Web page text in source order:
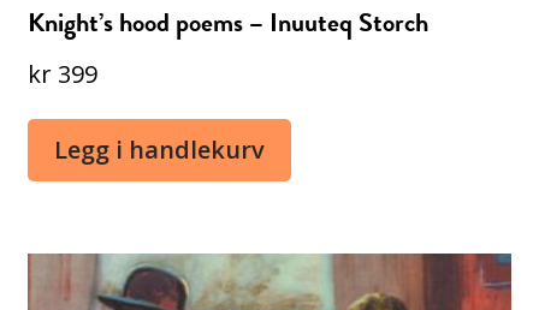
Knight’s hood poems – Inuuteq Storch
kr 399
Legg i handlekurv